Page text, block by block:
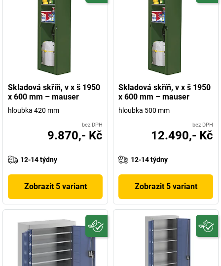
Skladová skříň, v x š 1950
x 600 mm – mauser
hloubka 420 mm
bez DPH
9.870,- Kč
12-14 týdny
Zobrazit 5 variant
Skladová skříň, v x š 1950
x 600 mm – mauser
hloubka 500 mm
bez DPH
12.490,- Kč
12-14 týdny
Zobrazit 5 variant